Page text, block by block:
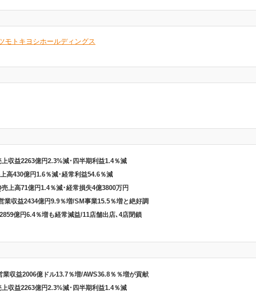
モトキヨシホールディングス
収益2263億円2.3%減･四半期利益1.4％減
高430億円1.6％減･経常利益54.6％減
上高71億円1.4％減･経常損失4億3800万円
業収益2434億円9.9％増/SM事業15.5％増と絶好調
億円6.4％増も経常減益/11店舗出店､4店閉鎖
収益2006億ドル13.7％増/AWS36.8％％増が貢献
収益2263億円2.3%減･四半期利益1.4％減